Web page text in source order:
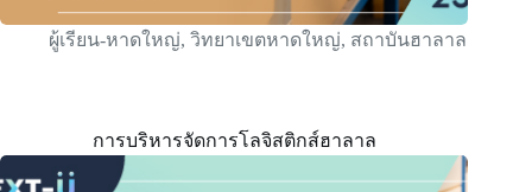
ผู้เรียน-หาดใหญ่,วิทยาเขตหาดใหญ่, สถาบันฮาลาล
การบริหารจัดการโลจิสติกส์ฮาลาล